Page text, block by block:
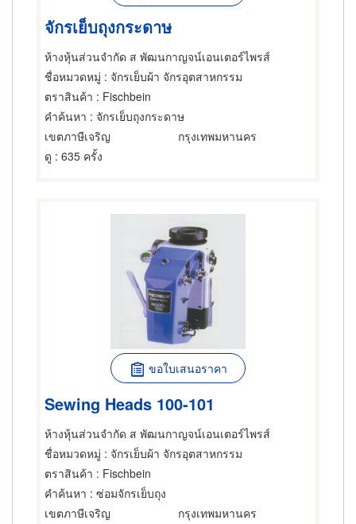
จักรเย็บถุงกระดาษ
ห้างหุ้นส่วนจำกัด ส พัฒนกาญจน์เอนเตอร์ไพรส์
ชื่อหมวดหมู่ : จักรเย็บผ้า จักรอุตสาหกรรม
ตราสินค้า : Fischbein
คำค้นหา : จักรเย็บถุงกระดาษ
เขตภาษีเจริญ
กรุงเทพมหานคร
ดู : 635 ครั้ง
ขอใบเสนอราคา
Sewing Heads 100-101
ห้างหุ้นส่วนจำกัด ส พัฒนกาญจน์เอนเตอร์ไพรส์
ชื่อหมวดหมู่ : จักรเย็บผ้า จักรอุตสาหกรรม
ตราสินค้า : Fischbein
คำค้นหา : ซ่อมจักรเย็บถุง
เขตภาษีเจริญ
กรุงเทพมหานคร